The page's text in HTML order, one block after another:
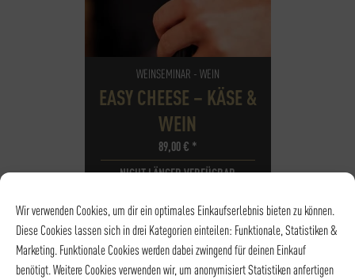
Wir verwenden Cookies, um dir ein optimales Einkaufserlebnis bieten zu können.
Diese Cookies lassen sich in drei Kategorien einteilen: Funktionale, Statistiken &
Marketing. Funktionale Cookies werden dabei zwingend für deinen Einkauf
benötigt. Weitere Cookies verwenden wir, um anonymisiert Statistiken anfertigen
WEINSEMINAR - WEIN
EASY CHEESE – KÄSE &
WEIN
89,00€ *
NICHT LÄNGER VERFÜGBAR
UHRZEIT 18:30 - 21:00
ORT Stammhaus |
Weinkeller